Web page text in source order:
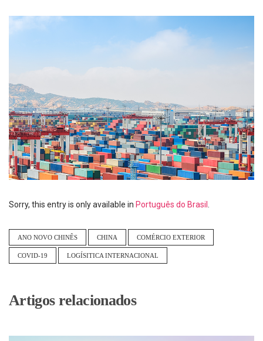
Sorry, this entry is only available in Português do Brasil
ANO NOVO CHINÊS CHINA COMÉRCIO EXTERIOR
COVID-19 LOGÍSITICA INTERNACIONAL
Artigos relacionados